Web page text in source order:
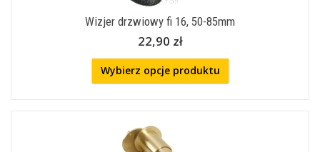
Wizjer drzwiowy fi 16, 50-85mm
22,90 zł
Wybierz opcje produktu